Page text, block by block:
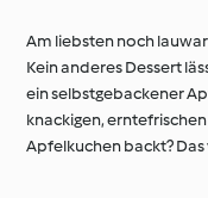
Am liebsten noch
Kein anderes Dessert
ein selbstgebackener
knackigen,
Apfelkuchen backt?